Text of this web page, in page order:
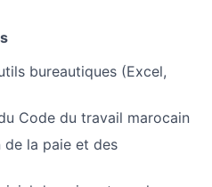
bureautiques (Excel,
Code du travail marocain
la paie et des